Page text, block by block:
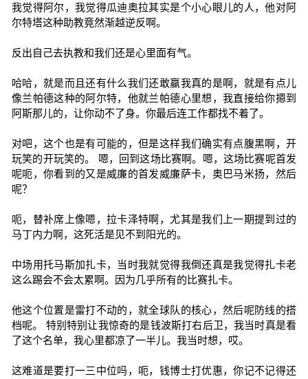
我觉得阿尔，我觉得瓜迪奥拉其实是个小心眼儿的人，他对阿
尔特塔这种助教竟然渐越逆反啊。
反出自己去执教和我们还是心里面有气。
哈哈，就是而且还有什么我们还敢赢我真的是啊，就是有点儿
像兰帕德这种的阿尔特，他就兰帕德心里想，我直接给你摁到
阿斯那儿的，让你动不了身。你最后连工作都找不着了。
对吧，这个也是有可能的，但是这样我们确实有点腹黑啊，开
玩笑的开玩笑的。 嗯，回到这场比赛啊。嗯，这场比赛呢首发
呢呃，你看到的又是威廉的首发威廉萨卡，奥巴马米扬，然后
呢？
呃，替补席上像嗯，拉卡泽特啊，尤其是我们上一期提到过的
马丁内力啊，这死活是见不到阳光的。
中场用托马斯加扎卡，当时我就觉得我倒还真是我觉得扎卡老
这么踢会不会太累啊。因为几乎所有的比赛扎卡。
他这个位置是雷打不动的，就全球队的核心，然后呢防线的搭
档呢。 特别特别让我惊奇的是钱波斯打右后卫，我当时真是看
了这个名单，我心里都凉了一半儿。我当时想，哎。
这难道是要打一三中位吗，呃，钱博士打优惠，你记不记得还